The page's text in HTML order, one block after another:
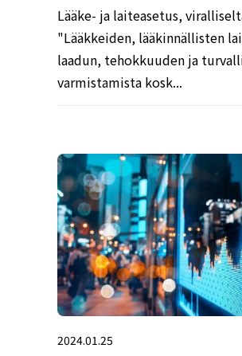
Lääke- ja laiteasetus,
"Lääkkeiden, lääkinnällisten
laadun, tehokkuuden ja
varmistamista kosk...
2024.01.25